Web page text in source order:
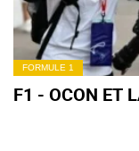
FORMULE 1
F1 - OCON ET